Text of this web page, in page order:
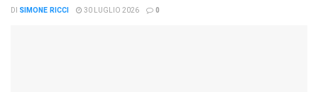
DI SIMONE RICCI 30 LUGLIO 2026 0